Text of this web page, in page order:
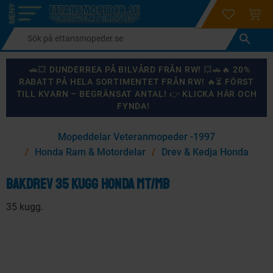
Meny
login
🚗💥 DUNDERREA PÅ BILVÅRD FRÅN RW! 💥🚗🔥 20%
RABATT PÅ HELA SORTIMENTET FRÅN RW! 🔥⏳ FÖRST
TILL KVARN – BEGRÄNSAT ANTAL! 👉 KLICKA HÄR OCH
FYNDA!
KANSKE NÅGON AV DESSA PRODUKTER KAN INTRESSERA
Mopeddelar Veteranmopeder -1997
Honda Ram & Motordelar
Drev & Kedja Honda
Bakdrev 35 kugg Honda MT/MB
35 kugg.